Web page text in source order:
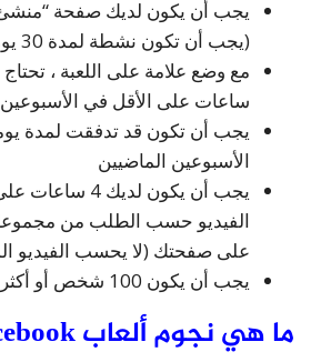
يجب أن يكون لديك صفحة
(يجب أن تكون نشطة لمدة 30 يومًا أو أكثر)
ساعات على الأقل في الأسبوعين
يجب أن تكون قد تدفقت لمدة
الأسبوعين الماضيين
يجب أن يكون
الفيديو حسب الطلب من
على صفحتك (لا يحسب الفيديو
يجب أن يكون 100 شخص أو أكثر قد تابعوا صفحتك
ما هي نجوم ألعاب Facebook؟